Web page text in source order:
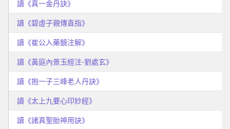
讀《真一金丹訣》
讀《碧虛子親傳直指》
讀《崔公入藥鏡注解》
讀《黃庭內景玉經注-劉處玄》
讀《抱一子三峰老人丹訣》
讀《太上九要心印妙經》
讀《諸真聖胎神用訣》